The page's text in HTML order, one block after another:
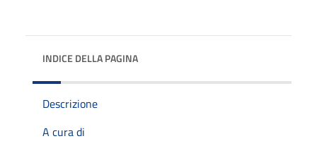
INDICE DELLA PAGINA
Descrizione
A cura di